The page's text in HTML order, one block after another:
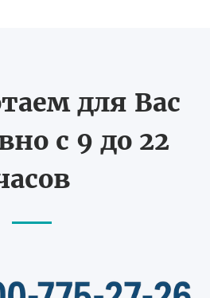
для Вас
с 9 до 22